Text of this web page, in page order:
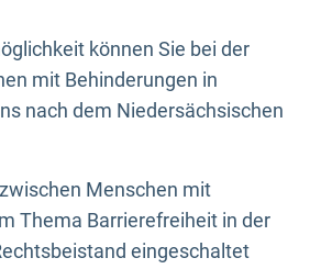
können Sie bei der
mit Behinderungen in
nach dem Niedersächsischen
Menschen mit
Thema Barrierefreiheit in der
eingeschaltet